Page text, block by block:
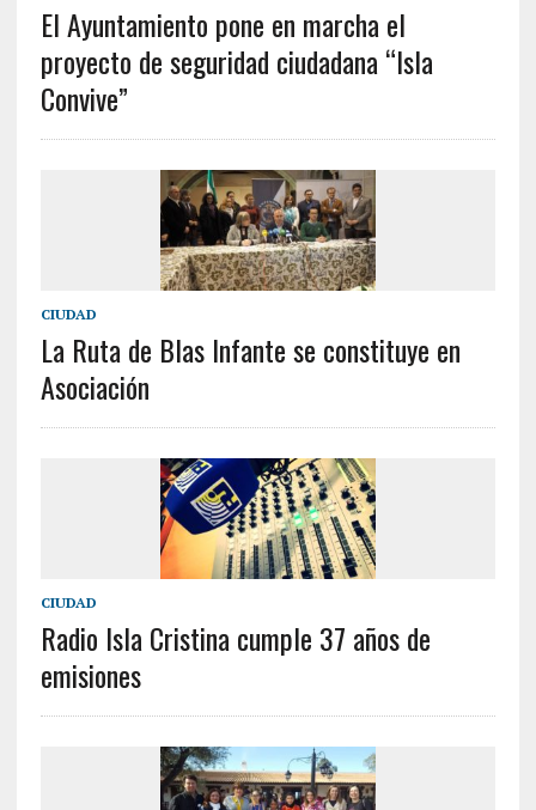
El Ayuntamiento pone en marcha el
proyecto de seguridad ciudadana “Isla
Convive”
CIUDAD
La Ruta de Blas Infante se constituye en
Asociación
CIUDAD
Radio Isla Cristina cumple 37 años de
emisiones